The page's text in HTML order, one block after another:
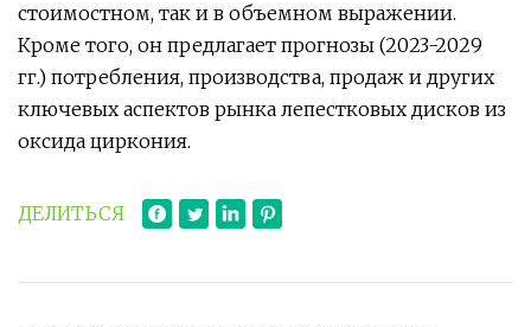
стоимостном, так и в объемном выражении.
Кроме того, он предлагает прогнозы (2023-2029
гг.) потребления, производства, продаж и других
ключевых аспектов рынка лепестковых дисков из
оксида циркония.
ДЕЛИТЬСЯ